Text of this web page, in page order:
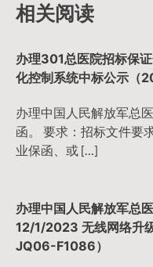
相关阅读
办理301总医院招标保
化控制系统中标公示（
办理中国人民解放军总
函。 要求：招标文件要
业保函、或 […]
办理中国人民解放军总
12/1/2023 无线网络升
JQ06-F1086）